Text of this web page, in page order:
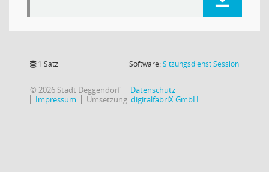
1 Satz Software:SitzungsdienstSession(Wird in
© 2026 Stadt Deggendorf
Datenschutz
Impressum
Umsetzung:digitalfabriX GmbH